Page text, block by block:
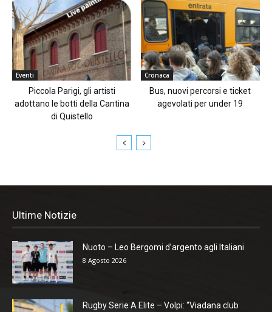
Eventi
Piccola Parigi, gli artisti
adottano le botti della Cantina
di Quistello
Cronaca
Bus, nuovi percorsi e ticket
agevolati per under 19
Ultime Notizie
Nuoto – Leo Bergomi d’argento agli Italiani
8 Agosto 2026
Rugby Serie A Elite – Volpi: “Viadana club